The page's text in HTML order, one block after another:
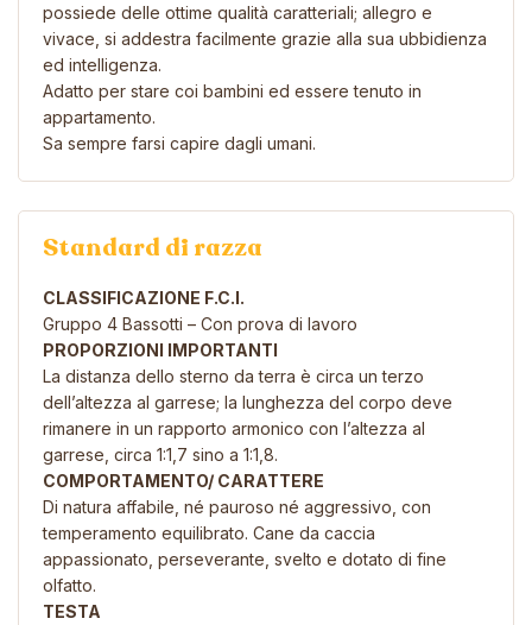
possiede delle ottime qualità caratteriali; allegro e
vivace, si addestra facilmente grazie alla sua ubbidienza
ed intelligenza.
Adatto per stare coi bambini ed essere tenuto in
appartamento.
Sa sempre farsi capire dagli umani.
Standard di razza
CLASSIFICAZIONE F.C.I.
Gruppo 4 Bassotti – Con prova di lavoro
PROPORZIONI IMPORTANTI
La distanza dello sterno da terra è circa un terzo
dell’altezza al garrese; la lunghezza del corpo deve
rimanere in un rapporto armonico con l’altezza al
garrese, circa 1:1,7 sino a 1:1,8.
COMPORTAMENTO/ CARATTERE
Di natura affabile, né pauroso né aggressivo, con
temperamento equilibrato. Cane da caccia
appassionato, perseverante, svelto e dotato di fine
olfatto.
TESTA